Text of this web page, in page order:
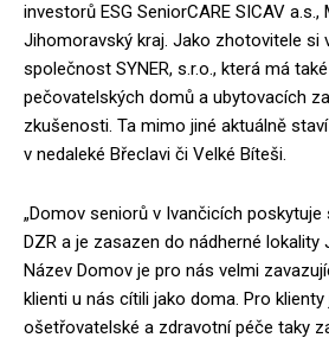
investorů ESG SeniorCARE SICAV
Jihomoravský kraj. Jako zhotovitele si
společnost SYNER, s.r.o., která má
pečovatelských domů a ubytovacích
zkušenosti. Ta mimo jiné aktuálně
v nedaleké Břeclavi či Velké Bíteši.
„Domov seniorů v Ivančicích poskytuje
DZR a je zasazen do nádherné lokality
Název Domov je pro nás velmi
klienti u nás cítili jako doma. Pro
ošetřovatelské a zdravotní péče taky